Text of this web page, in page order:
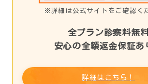
※詳細は公式サイトをご確認く
全プラン診察料無
安心の全額返金保証あ
詳細はこちら！